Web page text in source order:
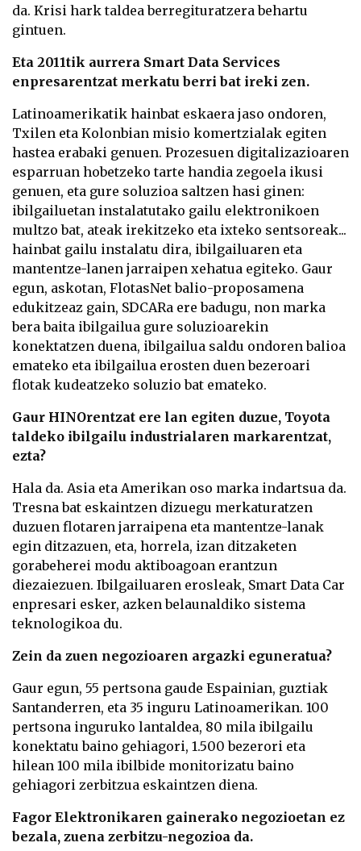
da. Krisi hark taldea berregituratzera behartu
gintuen.
Eta 2011tik aurrera Smart Data Services
enpresarentzat merkatu berri bat ireki zen.
Latinoamerikatik hainbat eskaera jaso ondoren,
Txilen eta Kolonbian misio komertzialak egiten
hastea erabaki genuen. Prozesuen digitalizazioaren
esparruan hobetzeko tarte handia zegoela ikusi
genuen, eta gure soluzioa saltzen hasi ginen:
ibilgailuetan instalatutako gailu elektronikoen
multzo bat, ateak irekitzeko eta ixteko sentsoreak...
hainbat gailu instalatu dira, ibilgailuaren eta
mantentze-lanen jarraipen xehatua egiteko. Gaur
egun, askotan, FlotasNet balio-proposamena
edukitzeaz gain, SDCARa ere badugu, non marka
bera baita ibilgailua gure soluzioarekin
konektatzen duena, ibilgailua saldu ondoren balioa
emateko eta ibilgailua erosten duen bezeroari
flotak kudeatzeko soluzio bat emateko.
Gaur HINOrentzat ere lan egiten duzue, Toyota
taldeko ibilgailu industrialaren markarentzat,
ezta?
Hala da. Asia eta Amerikan oso marka indartsua da.
Tresna bat eskaintzen dizuegu merkaturatzen
duzuen flotaren jarraipena eta mantentze-lanak
egin ditzazuen, eta, horrela, izan ditzaketen
gorabeherei modu aktiboagoan erantzun
diezaiezuen. Ibilgailuaren erosleak, Smart Data Car
enpresari esker, azken belaunaldiko sistema
teknologikoa du.
Zein da zuen negozioaren argazki eguneratua?
Gaur egun, 55 pertsona gaude Espainian, guztiak
Santanderren, eta 35 inguru Latinoamerikan. 100
pertsona inguruko lantaldea, 80 mila ibilgailu
konektatu baino gehiagori, 1.500 bezerori eta
hilean 100 mila ibilbide monitorizatu baino
gehiagori zerbitzua eskaintzen diena.
Fagor Elektronikaren gainerako negozioetan ez
bezala, zuena zerbitzu-negozioa da.